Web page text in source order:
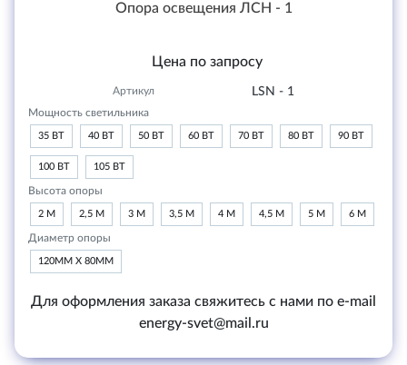
Опора освещения ЛСН - 1
Цена по запросу
Артикул LSN - 1
Мощность светильника
35 ВТ 40 ВТ 50 ВТ 60 ВТ 70 ВТ 80 ВТ 90 ВТ
100 ВТ 105 ВТ
Высота опоры
2 М 2,5 М 3 М 3,5 М 4 М 4,5 М 5 М 6 М
Диаметр опоры
120ММ Х 80ММ
Для оформления заказа свяжитесь с нами по e-mail
energy-svet@mail.ru